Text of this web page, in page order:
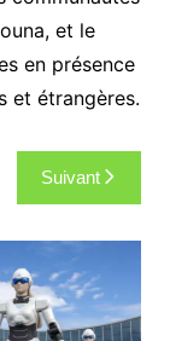
et le
en présence
et étrangères.
Suivant